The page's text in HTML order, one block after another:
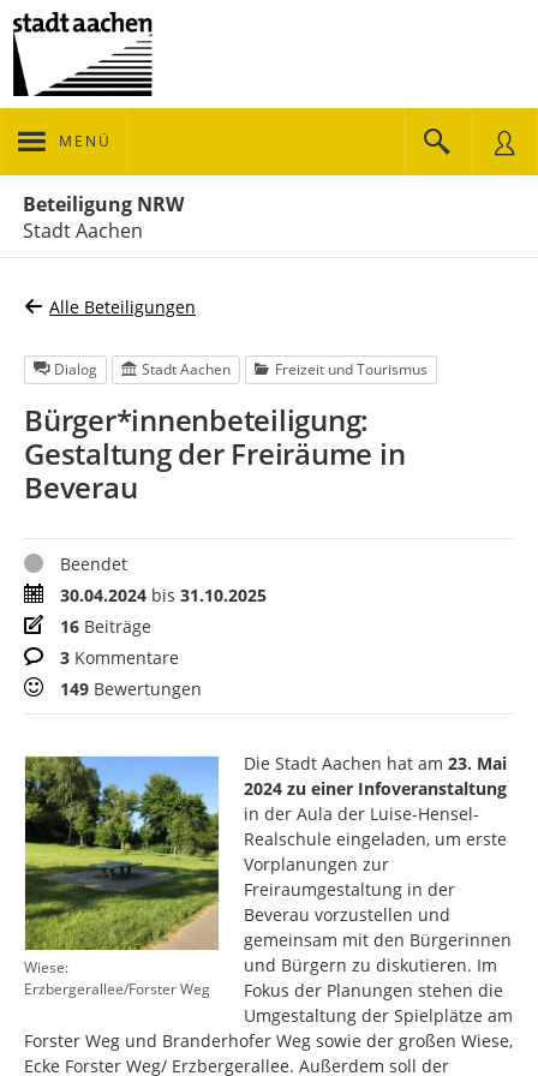
MENÜ
Beteiligung NRW
Stadt Aachen
Alle Beteiligungen
Dialog Stadt Aachen Freizeit und Tourismus
Bürger*innenbeteiligung:
Gestaltung der Freiräume in
Beverau
StatusBeendet
Zeitraum30.04.2024 bis 31.10.2025
Beiträge
16 Beiträge
Kommentare
3 Kommentare
Bewertungen
149 Bewertungen
Wiese:
Erzbergerallee/Forster Weg
Die Stadt Aachen hat am 23. Mai
2024 zu einer Infoveranstaltung
in der Aula der Luise-Hensel-
Realschule eingeladen, um erste
Vorplanungen zur
Freiraumgestaltung in der
Beverau vorzustellen und
gemeinsam mit den Bürgerinnen
und Bürgern zu diskutieren. Im
Fokus der Planungen stehen die
Umgestaltung der Spielplätze am
Forster Weg und Branderhofer Weg sowie der großen Wiese,
Ecke Forster Weg/ Erzbergerallee. Außerdem soll der